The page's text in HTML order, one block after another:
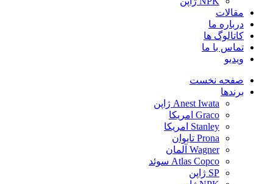
مقالات
درباره ما
کاتالوگ ها
تماس با ما
ویدیو
صفحه نخست
برندها
Anest Iwata ژاپن
Graco امریکا
Stanley امریکا
Prona تایوان
Wagner آلمان
Atlas Copco سوئد
SP ژاپن